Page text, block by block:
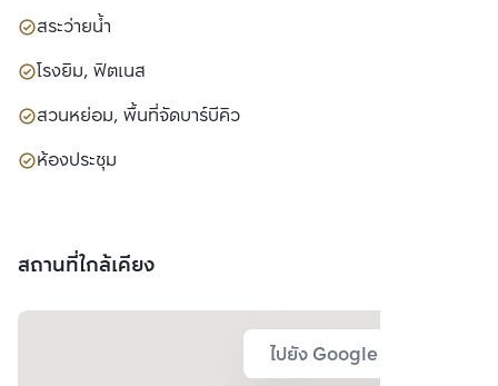
สระว่ายน้ำ
โรงยิม, ฟิตเนส
สวนหย่อม, พื้นที่จัดบาร์บีคิว
ห้องประชุม
สถานที่ใกล้เคียง
ไปยัง Google Map